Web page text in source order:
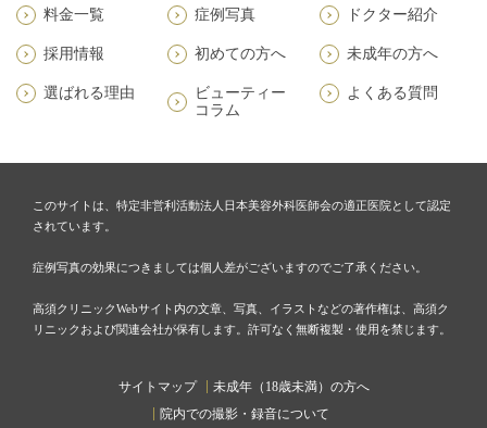
料金一覧 症例写真 ドクター紹介
採用情報 初めての方へ 未成年の方へ
選ばれる理由
ビューティー
コラム
よくある質問
このサイトは、特定非営利活動法人日本美容外科医師会の適正医院として認定
されています。
症例写真の効果につきましては個人差がございますのでご了承ください。
高須クリニックWebサイト内の文章、写真、イラストなどの著作権は、高須ク
リニックおよび関連会社が保有します。許可なく無断複製・使用を禁じます。
サイトマップ
未成年（18歳未満）の方へ
院内での撮影・録音について